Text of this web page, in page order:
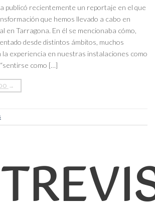
publicó recientemente un reportaje en el que
que hemos llevado a cabo en
en Tarragona. En él se mencionaba cómo,
desde distintos ámbitos, muchos
la experiencia en nuestras instalaciones como
como […]
→